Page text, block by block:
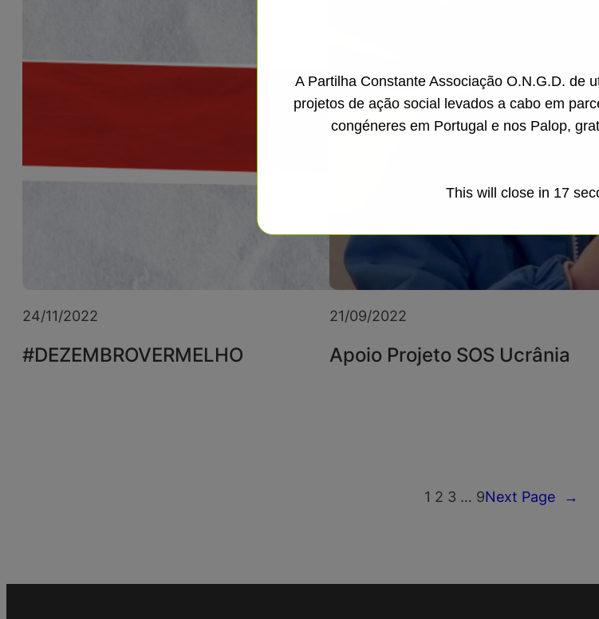
24/11/2022
#DEZEMBROVERMELHO
21/09/2022
Apoio Projeto SOS Ucrânia
1 2 3 … 9Next Page →
A Partilha Constante Associação O.N.G.D. de
projetos de ação social levados a cabo em
congéneres em Portugal e nos Palop,
This will close in 15